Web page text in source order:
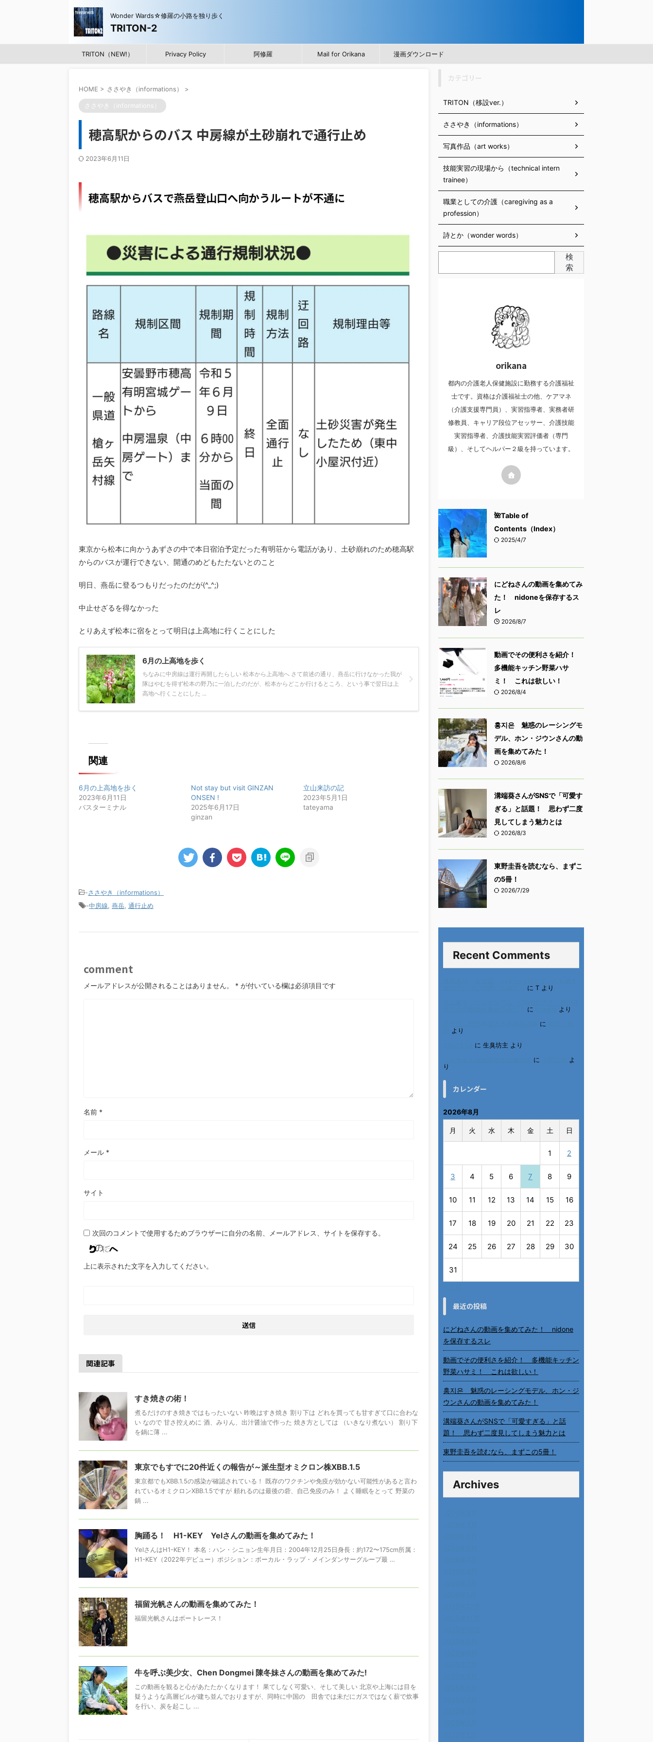
Wonder Wards☆修羅の小路を独り歩く
TRITON-2
TRITON（NEW!） Privacy Policy 阿修羅 Mail for Orikana 漫画ダウンロード
HOME > ささやき（informations） >
ささやき（informations）
穂高駅からのバス 中房線が土砂崩れで通行止め
2023年6月11日
穂高駅からバスで燕岳登山口へ向かうルートが不通に
東京から松本に向かうあずさの中で本日宿泊予定だった有明荘から電話があり、土砂崩れのため穂高駅
からのバスが運行できない、開通のめどもたたないとのこと
明日、燕岳に登るつもりだったのだが(^_^;)
中止せざるを得なかった
とりあえず松本に宿をとって明日は上高地に行くことにした
6月の上高地を歩く
ちなみに中房線は運行再開したらしい 松本から上高地へ さて前述の通り、燕岳に行けなかった我が
隊はやむを得ず松本の野乃に一泊したのだが、松本からどこか行けるところ、という事で翌日は上
高地へ行くことにした ...
関連
6月の上高地を歩く
2023年6月11日
バスターミナル
Not stay but visit GINZAN
ONSEN !
2025年6月17日
ginzan
立山来訪の記
2023年5月1日
tateyama
-ささやき（informations）
-中房線 燕岳 通行止め
comment
メールアドレスが公開されることはありません。 * が付いている欄は必須項目です
名前 *
メール *
サイト
次回のコメントで使用するためブラウザーに自分の名前、メールアドレス、サイトを保存する。
上に表示された文字を入力してください。
関連記事
すき焼きの術！
煮るだけのすき焼きではもったいない 昨晩はすき焼き 割り下は どれを買っても甘すぎて口に合わな
い なので 甘さ控えめに 酒、みりん、出汁醤油で作った 焼き方としては （いきなり煮ない） 割り下
を鍋に薄 ...
東京でもすでに20件近くの報告が～派生型オミクロン株XBB.1.5
東京都でもXBB.1.5の感染が確認されている！ 既存のワクチンや免疫が効かない可能性があると言わ
れているオミクロンXBB.1.5ですが 頼れるのは最後の砦、自己免疫のみ！ よく睡眠をとって 野菜の
鍋 ...
胸踊る！ H1-KEY Yelさんの動画を集めてみた！
YelさんはH1-KEY！ 本名：ハン・シニョン生年月日：2004年12月25日身長：約172〜175cm所属：
H1-KEY（2022年デビュー）ポジション：ボーカル・ラップ・メインダンサーグループ最 …
福留光帆さんの動画を集めてみた！
福留光帆さんはボートレース！
牛を呼ぶ美少女、Chen Dongmei 陳冬妹さんの動画を集めてみた!
この動画を観ると心があたたかくなります！ 果てしなく可愛い、そして美しい 北京や上海には目を
疑うような高層ビルが建ち並んでおりますが、同時に中国の゙田舎では未だにガスではなく薪で炊事
を行い、炭を起こし ...
TRITON（移設ver.）
ささやき（informations）
写真作品（art works）
技能実習の現場から（technical intern
trainee）
職業としての介護（caregiving as a
profession）
詩とか（wonder words）
検
索
orikana
都内の介護老人保健施設に勤務する介護福祉
士です。資格は介護福祉士の他、ケアマネ
（介護支援専門員）、実習指導者、実務者研
修教員、キャリア段位アセッサー、介護技能
実習指導者、介護技能実習評価者（専門
級）、そしてヘルパー２級を持っています。
🌺Table of
Contents（Index）
2025/4/7
にどねさんの動画を集めてみ
た！ nidoneを保存するス
レ
2026/8/7
動画でその便利さを紹介！
多機能キッチン野菜ハサ
ミ！ これは欲しい！
2026/8/4
홍지은 魅惑のレーシングモ
デル、ホン・ジウンさんの動
画を集めてみた！
2026/8/6
溝端葵さんがSNSで「可愛す
ぎる」と話題！ 思わず二度
見してしまう魅力とは
2026/8/3
東野圭吾を読むなら、まずこ
の5冊！
2026/7/29
Recent Comments
に T より
に
より
に
より
に 生臭坊主 より
に
よ
り
カレンダー
2026年8月
月 火 水 木 金 土 日
1 2
3 4 5 6 7 8 9
10 11 12 13 14 15 16
17 18 19 20 21 22 23
24 25 26 27 28 29 30
31
最近の投稿
にどねさんの動画を集めてみた！ nidone
を保存するスレ
動画でその便利さを紹介！ 多機能キッチン
野菜ハサミ！ これは欲しい！
홍지은 魅惑のレーシングモデル、ホン・ジ
ウンさんの動画を集めてみた！
溝端葵さんがSNSで「可愛すぎる」と話
題！ 思わず二度見してしまう魅力とは
東野圭吾を読むなら、まずこの5冊！
Archives